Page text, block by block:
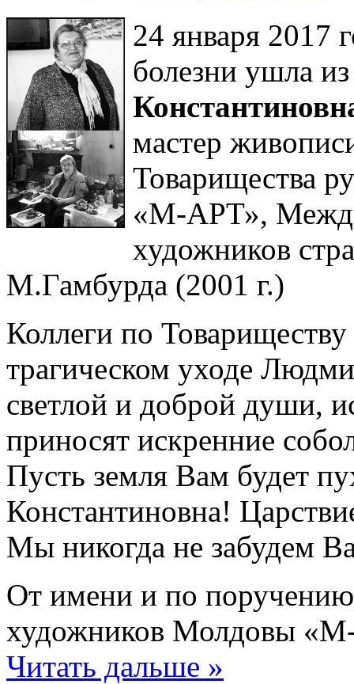
24 января 2017
болезни ушла
мастер
Товарищества
«М-АРТ»,
художников
М.Гамбурда (2001 г.)
Коллеги по
трагическом уходе
светлой и доброй души,
приносят искренние
Пусть земля Вам будет
Константиновна!
Мы никогда не забудем
От имени и по поручению
художников Молдовы
Читать дальше »